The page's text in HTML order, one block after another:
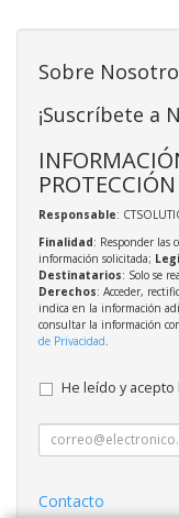
Sobre
¡Suscríbete a
Responsable:
Finalidad: Responder las
información solicitada;
Destinatarios: Solo se
Derechos: Acceder,
indica en la información
consultar la información
de Privacidad
He leído y acepto
Contacto